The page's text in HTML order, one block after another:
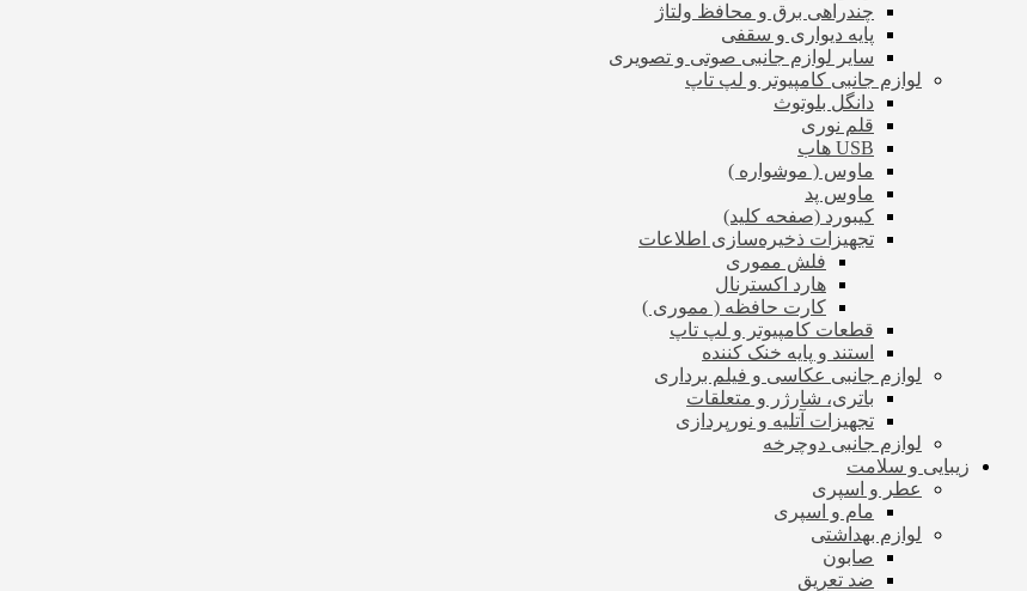
چندراهی برق و محافظ ولتاژ
پایه دیواری و سقفی
سایر لوازم جانبی صوتی و تصویری
لوازم جانبی کامپیوتر و لپ تاپ
دانگل بلوتوث
قلم نوری
USB هاب
ماوس ( موشواره )
ماوس پد
کیبورد (صفحه کلید)
تجهیزات ذخیره‌سازی اطلاعات
فلش مموری
هارد اکسترنال
کارت حافظه ( مموری )
قطعات کامپیوتر و لپ تاپ
استند و پایه خنک کننده
لوازم جانبی عکاسی و فیلم برداری
باتری، شارژر و متعلقات
تجهیزات آتلیه و نورپردازی
لوازم جانبی دوچرخه
زیبایی و سلامت
عطر و اسپری
مام و اسپری
لوازم بهداشتی
صابون
ضد تعریق